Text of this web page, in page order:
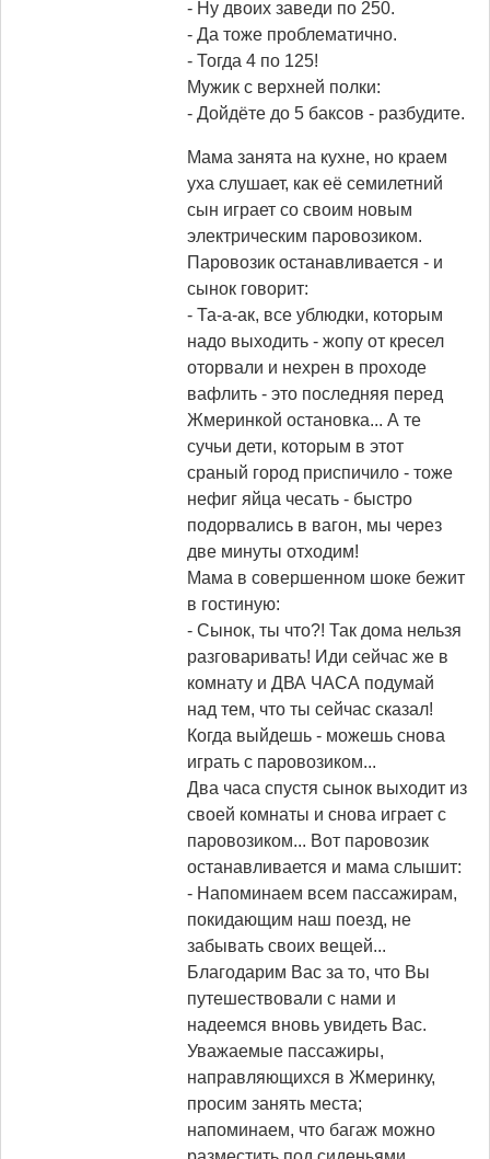
- Ну двоих заведи по 250.
- Да тоже проблематично.
- Тогда 4 по 125!
Мужик с верхней полки:
- Дойдёте до 5 баксов - разбудите.
Мама занята на кухне, но краем
уха слушает, как её семилетний
сын играет со своим новым
электрическим паровозиком.
Паровозик останавливается - и
сынок говорит:
- Та-а-ак, все ублюдки, которым
надо выходить - жопу от кресел
оторвали и нехрен в проходе
вафлить - это последняя перед
Жмеринкой остановка... А те
сучьи дети, которым в этот
сраный город приспичило - тоже
нефиг яйца чесать - быстро
подорвались в вагон, мы через
две минуты отходим!
Мама в совершенном шоке бежит
в гостиную:
- Сынок, ты что?! Так дома нельзя
разговаривать! Иди сейчас же в
комнату и ДВА ЧАСА подумай
над тем, что ты сейчас сказал!
Когда выйдешь - можешь снова
играть с паровозиком...
Два часа спустя сынок выходит из
своей комнаты и снова играет с
паровозиком... Вот паровозик
останавливается и мама слышит:
- Напоминаем всем пассажирам,
покидающим наш поезд, не
забывать своих вещей...
Благодарим Вас за то, что Вы
путешествовали с нами и
надеемся вновь увидеть Вас.
Уважаемые пассажиры,
направляющихся в Жмеринку,
просим занять места;
напоминаем, что багаж можно